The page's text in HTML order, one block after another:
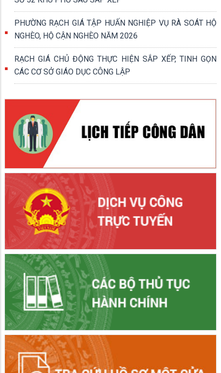
PHƯỜNG RẠCH GIÁ TẬP HUẤN NGHIỆP VỤ RÀ SOÁT HỘ
NGHÈO, HỘ CẬN NGHÈO NĂM 2026
RẠCH GIÁ CHỦ ĐỘNG THỰC HIỆN SẮP XẾP, TINH GỌN
CÁC CƠ SỞ GIÁO DỤC CÔNG LẬP